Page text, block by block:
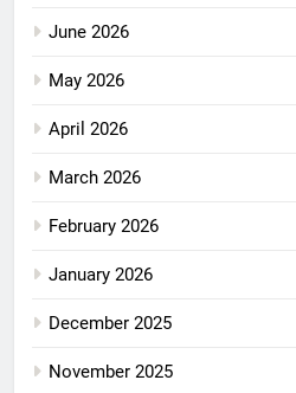
June 2026
May 2026
April 2026
March 2026
February 2026
January 2026
December 2025
November 2025